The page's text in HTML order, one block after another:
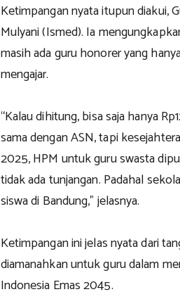
Ketimpangan nyata itupun diakui,
Mulyani (Ismed). Ia
masih ada guru honorer yang
mengajar.
“Kalau dihitung, bisa saja hanya
sama dengan ASN, tapi
2025, HPM untuk guru swasta
tidak ada tunjangan. Padahal
siswa di Bandung,” jelasnya.
Ketimpangan ini jelas nyata dari
diamanahkan untuk guru dalam
Indonesia Emas 2045.